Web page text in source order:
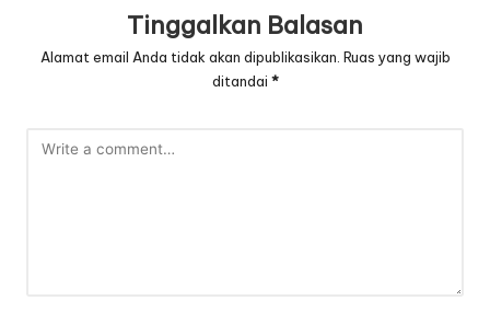
Tinggalkan Balasan
Alamat email Anda tidak akan dipublikasikan. Ruas yang wajib
ditandai *